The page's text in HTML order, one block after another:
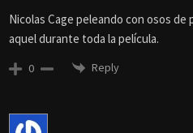
Nicolas Cage peleando con osos
aquel durante toda la película.
0 Reply